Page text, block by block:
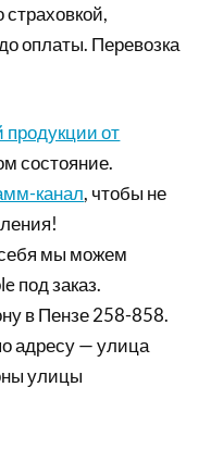
страховкой,
оплаты. Перевозка
продукции от
состояние.
канал, чтобы не
мы можем
под заказ.
в Пензе 258-858.
адресу — улица
улицы